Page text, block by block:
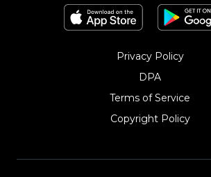
Privacy Policy
DPA
Terms of Service
Copyright Policy‎